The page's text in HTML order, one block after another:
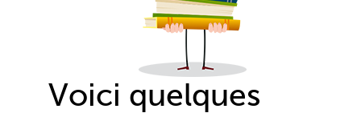
Voici quelques